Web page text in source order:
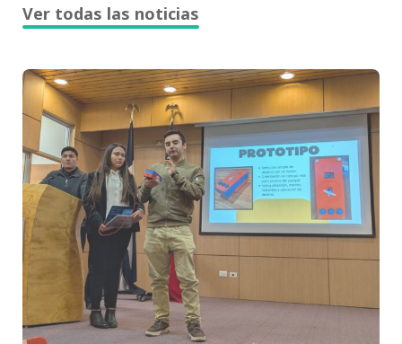
Ver todas las noticias